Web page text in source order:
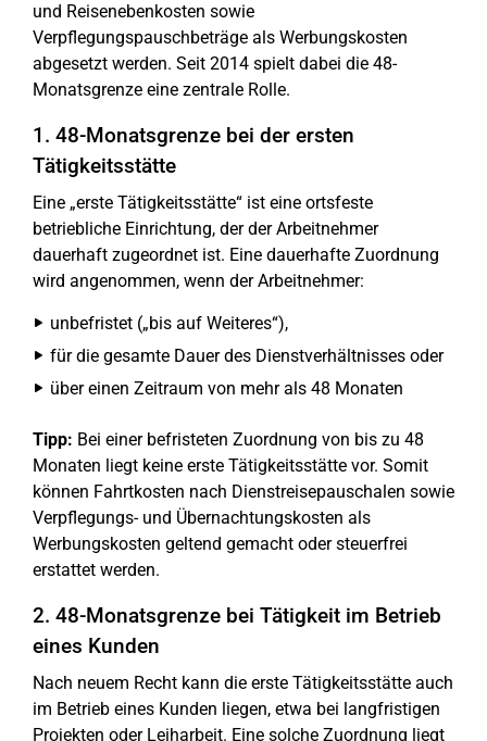
und Reisenebenkosten sowie
Verpflegungspauschbeträge als Werbungskosten
abgesetzt werden. Seit 2014 spielt dabei die 48-
Monatsgrenze eine zentrale Rolle.
1. 48-Monatsgrenze bei der ersten
Tätigkeitsstätte
Eine „erste Tätigkeitsstätte“ ist eine ortsfeste
betriebliche Einrichtung, der der Arbeitnehmer
dauerhaft zugeordnet ist. Eine dauerhafte Zuordnung
wird angenommen, wenn der Arbeitnehmer:
unbefristet („bis auf Weiteres“),
für die gesamte Dauer des Dienstverhältnisses oder
über einen Zeitraum von mehr als 48 Monaten
Tipp: Bei einer befristeten Zuordnung von bis zu 48
Monaten liegt keine erste Tätigkeitsstätte vor. Somit
können Fahrtkosten nach Dienstreisepauschalen sowie
Verpflegungs- und Übernachtungskosten als
Werbungskosten geltend gemacht oder steuerfrei
erstattet werden.
2. 48-Monatsgrenze bei Tätigkeit im Betrieb
eines Kunden
Nach neuem Recht kann die erste Tätigkeitsstätte auch
im Betrieb eines Kunden liegen, etwa bei langfristigen
Projekten oder Leiharbeit. Eine solche Zuordnung liegt